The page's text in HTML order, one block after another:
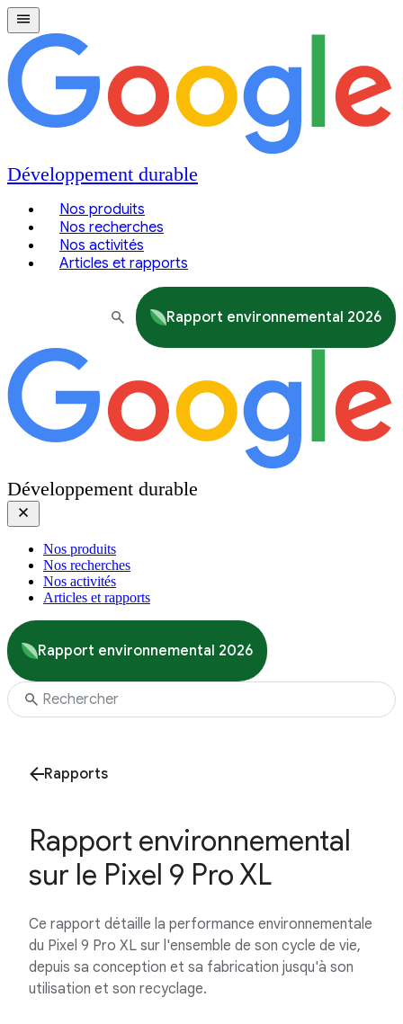
Développement durable
Nos produits
Nos recherches
Nos activités
Articles et rapports
Rapport environnemental 2026
Développement durable
Nos produits
Nos recherches
Nos activités
Articles et rapports
Rapport environnemental 2026
Rapports
Rapport environnemental
sur le Pixel 9 Pro XL
Ce rapport détaille la performance environnementale
du Pixel 9 Pro XL sur l'ensemble de son cycle de vie,
depuis sa conception et sa fabrication jusqu'à son
utilisation et son recyclage.